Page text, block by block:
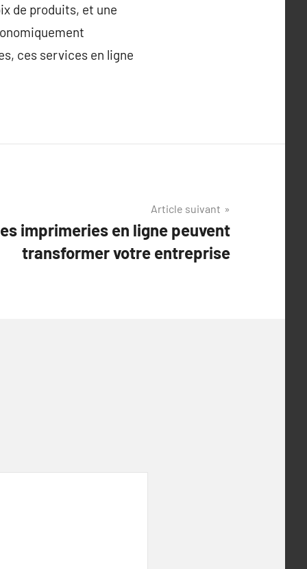
de produits, et une
ces services en ligne
Article suivant
imprimeries en ligne peuvent
transformer votre entreprise